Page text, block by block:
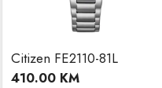
Citizen FE2110-81L
410.00 KM